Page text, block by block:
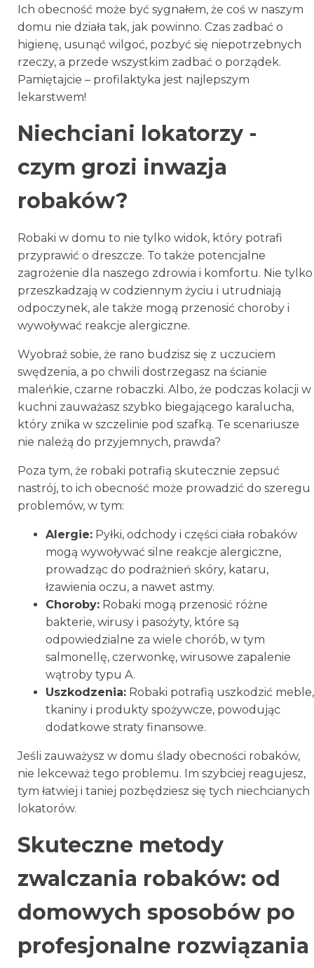
Ich obecność może być sygnałem, że coś w naszym
domu nie działa tak, jak powinno. Czas zadbać o
higienę, usunąć wilgoć, pozbyć się niepotrzebnych
rzeczy, a przede wszystkim zadbać o porządek.
Pamiętajcie – profilaktyka jest najlepszym
lekarstwem!
Niechciani lokatorzy -
czym grozi inwazja
robaków?
Robaki w domu to nie tylko widok, który potrafi
przyprawić o dreszcze. To także potencjalne
zagrożenie dla naszego zdrowia i komfortu. Nie tylko
przeszkadzają w codziennym życiu i utrudniają
odpoczynek, ale także mogą przenosić choroby i
wywoływać reakcje alergiczne.
Wyobraź sobie, że rano budzisz się z uczuciem
swędzenia, a po chwili dostrzegasz na ścianie
maleńkie, czarne robaczki. Albo, że podczas kolacji w
kuchni zauważasz szybko biegającego karalucha,
który znika w szczelinie pod szafką. Te scenariusze
nie należą do przyjemnych, prawda?
Poza tym, że robaki potrafią skutecznie zepsuć
nastrój, to ich obecność może prowadzić do szeregu
problemów, w tym:
Alergie: Pyłki, odchody i części ciała robaków
mogą wywoływać silne reakcje alergiczne,
prowadząc do podrażnień skóry, kataru,
łzawienia oczu, a nawet astmy.
Choroby: Robaki mogą przenosić różne
bakterie, wirusy i pasożyty, które są
odpowiedzialne za wiele chorób, w tym
salmonellę, czerwonkę, wirusowe zapalenie
wątroby typu A.
Uszkodzenia: Robaki potrafią uszkodzić meble,
tkaniny i produkty spożywcze, powodując
dodatkowe straty finansowe.
Jeśli zauważysz w domu ślady obecności robaków,
nie lekceważ tego problemu. Im szybciej reagujesz,
tym łatwiej i taniej pozbędziesz się tych niechcianych
lokatorów.
Skuteczne metody
zwalczania robaków: od
domowych sposobów po
profesjonalne rozwiązania